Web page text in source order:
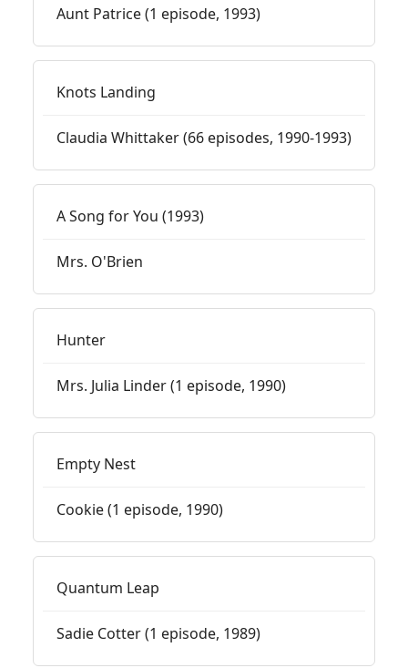
Aunt Patrice (1 episode, 1993)
Knots Landing
Claudia Whittaker (66 episodes, 1990-1993)
A Song for You (1993)
Mrs. O'Brien
Hunter
Mrs. Julia Linder (1 episode, 1990)
Empty Nest
Cookie (1 episode, 1990)
Quantum Leap
Sadie Cotter (1 episode, 1989)